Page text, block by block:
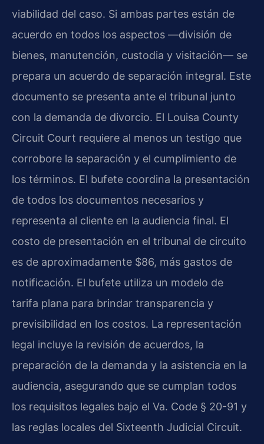
viabilidad del caso. Si ambas partes están de
acuerdo en todos los aspectos —división de
bienes, manutención, custodia y visitación— se
prepara un acuerdo de separación integral. Este
documento se presenta ante el tribunal junto
con la demanda de divorcio. El Louisa County
Circuit Court requiere al menos un testigo que
corrobore la separación y el cumplimiento de
los términos. El bufete coordina la presentación
de todos los documentos necesarios y
representa al cliente en la audiencia final. El
costo de presentación en el tribunal de circuito
es de aproximadamente $86, más gastos de
notificación. El bufete utiliza un modelo de
tarifa plana para brindar transparencia y
previsibilidad en los costos. La representación
legal incluye la revisión de acuerdos, la
preparación de la demanda y la asistencia en la
audiencia, asegurando que se cumplan todos
los requisitos legales bajo el Va. Code § 20-91 y
las reglas locales del Sixteenth Judicial Circuit.